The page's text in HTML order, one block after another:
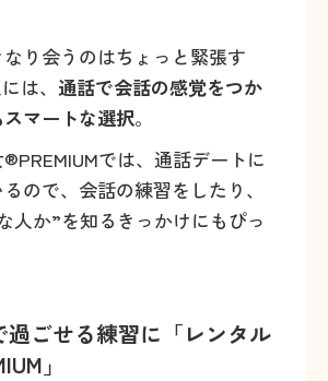
り会うのはちょっと緊張す
は、 通話で会話の感覚をつか
マートな選択。
では、通話デートに
ので、会話の練習をしたり、
人か”を知るきっかけにもぴっ
過ごせる練習に「レンタル
」